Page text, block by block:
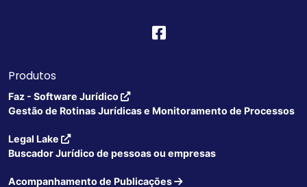
Produtos
Faz - Software Jurídico
Gestão de Rotinas Jurídicas e Monitoramento de Processos
Legal Lake
Buscador Jurídico de pessoas ou empresas
Acompanhamento de Publicações